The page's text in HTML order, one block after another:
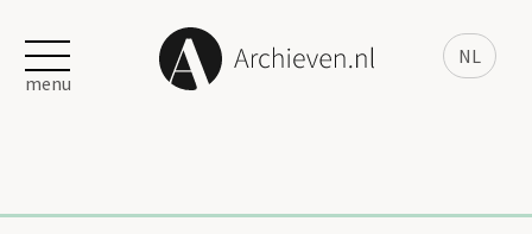
NL
menu